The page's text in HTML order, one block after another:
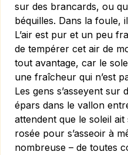
sur des brancards, ou
béquilles. Dans la foule,
L’air est pur et un peu
de tempérer cet air de
tout avantage, car le
une fraîcheur qui n’est
Les gens s’asseyent
épars dans le vallon
attendent que le soleil ait
rosée pour s’asseoir à
nombreuse – de toutes